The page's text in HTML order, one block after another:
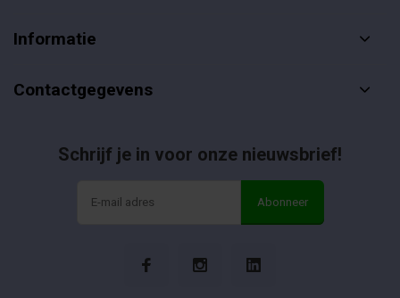
Informatie
Contactgegevens
Schrijf je in voor onze nieuwsbrief!
Abonneer